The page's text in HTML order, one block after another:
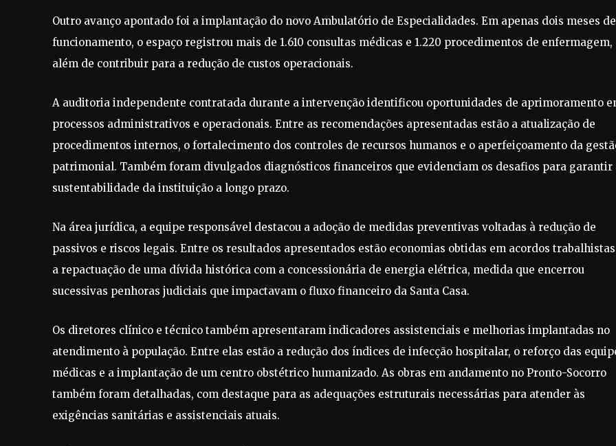
Outro avanço apontado foi a implantação do novo Ambulatório de Especialidades. Em apenas dois meses de
funcionamento, o espaço registrou mais de 1.610 consultas médicas e 1.220 procedimentos de enfermagem,
além de contribuir para a redução de custos operacionais.
A auditoria independente contratada durante a intervenção identificou oportunidades de aprimoramento
processos administrativos e operacionais. Entre as recomendações apresentadas estão a atualização de
procedimentos internos, o fortalecimento dos controles de recursos humanos e o aperfeiçoamento da
patrimonial. Também foram divulgados diagnósticos financeiros que evidenciam os desafios para garantir
sustentabilidade da instituição a longo prazo.
Na área jurídica, a equipe responsável destacou a adoção de medidas preventivas voltadas à redução de
passivos e riscos legais. Entre os resultados apresentados estão economias obtidas em acordos
a repactuação de uma dívida histórica com a concessionária de energia elétrica, medida que encerrou
sucessivas penhoras judiciais que impactavam o fluxo financeiro da Santa Casa.
Os diretores clínico e técnico também apresentaram indicadores assistenciais e melhorias implantadas no
atendimento à população. Entre elas estão a redução dos índices de infecção hospitalar, o reforço das
médicas e a implantação de um centro obstétrico humanizado. As obras em andamento no Pronto-Socorro
também foram detalhadas, com destaque para as adequações estruturais necessárias para atender às
exigências sanitárias e assistenciais atuais.